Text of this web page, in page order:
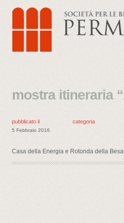
mostra itineraria
pubblicato il
5 Febbraio 2016
categoria
Casa della Energia e Rotonda della